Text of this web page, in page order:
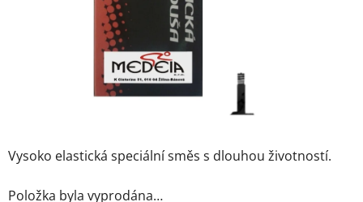
Vysoko elastická speciální směs s dlouhou životností.
Položka byla vyprodána…